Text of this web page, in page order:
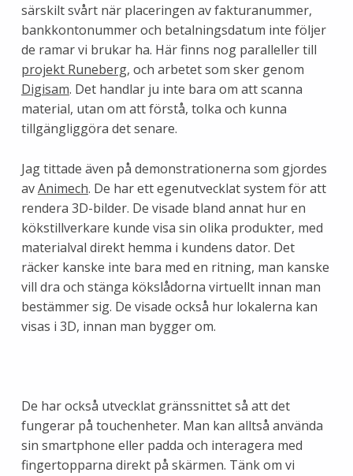
särskilt svårt när placeringen av fakturanummer,
bankkontonummer och betalningsdatum inte följer
de ramar vi brukar ha. Här finns nog paralleller till
projekt Runeberg, och arbetet som sker genom
Digisam. Det handlar ju inte bara om att scanna
material, utan om att förstå, tolka och kunna
tillgängliggöra det senare.
Jag tittade även på demonstrationerna som gjordes
avAnimech. De har ett egenutvecklat system för att
rendera 3D-bilder. De visade bland annat hur en
kökstillverkare kunde visa sin olika produkter, med
materialval direkt hemma i kundens dator. Det
räcker kanske inte bara med en ritning, man kanske
vill dra och stänga kökslådorna virtuellt innan man
bestämmer sig. De visade också hur lokalerna kan
visas i 3D, innan man bygger om.
De har också utvecklat gränssnittet så att det
fungerar på touchenheter. Man kan alltså använda
sin smartphone eller padda och interagera med
fingertopparna direkt på skärmen. Tänk om vi